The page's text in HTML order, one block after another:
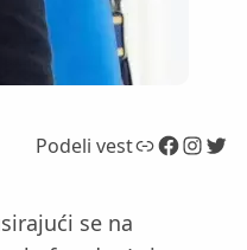
Podeli vestLink Facebook InstagramTwitter
se na